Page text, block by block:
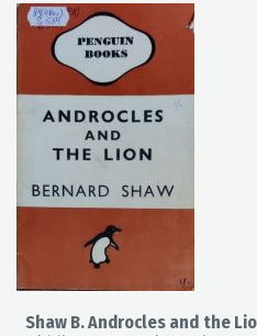
Shaw B. Androcles and the